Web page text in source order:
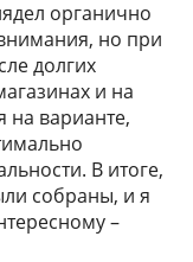
органично
но при
долгих
и на
на варианте,
В итоге,
собраны, и я
–